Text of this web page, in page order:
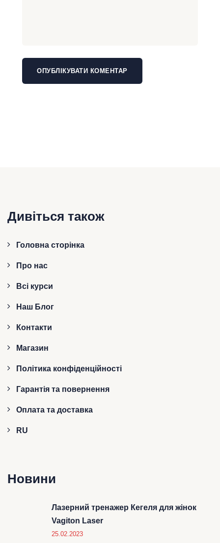
Дивіться також
Головна сторінка
Про нас
Всі курси
Наш Блог
Контакти
Магазин
Політика конфіденційності
Гарантія та повернення
Оплата та доставка
RU
Новини
Лазерний тренажер Кегеля для жінок
Vagiton Laser
25.02.2023